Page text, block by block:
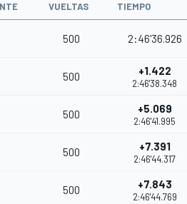
VUELTAS TIEMPO
500 2:46'36.926
500 +1.422
2:46'38.348
500 +5.069
2:46'41.995
500 +7.391
2:46'44.317
500 +7.843
2:46'44.769